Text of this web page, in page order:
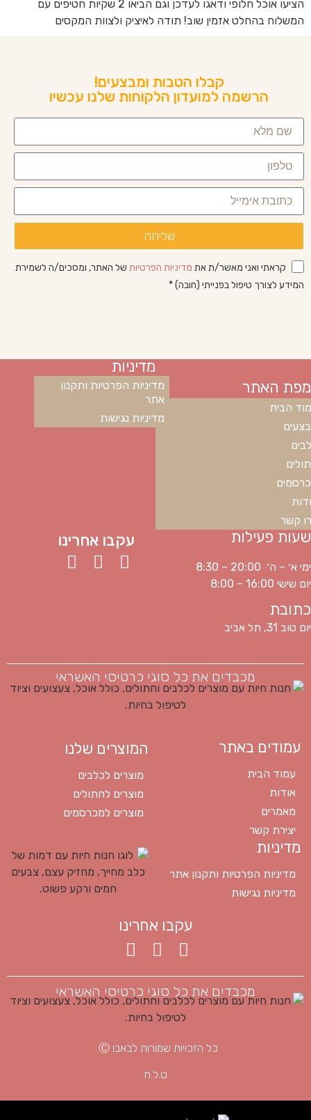
הציעו אוכל חלופי ודאגו לעדכן וגם הביאו 2 שקיות חטיפים עם
המשלוח בהחלט אזמין שוב! תודה לאיציק ולצוות המקסים
קבלו הטבות ומבצעים!
הרשמה למועדון הלקוחות שלנו עכשיו
שליחה
קראתי ואני מאשר/ת את מדיניות הפרטיות של האתר, ומסכים/ה לשמירת
המידע לצורך טיפול בפנייתי (חובה) *
מפת האתר
הבית
קשר
מדיניות
מדיניות הפרטיות ותקנון
אתר
מדיניות נגישות
שעות פעילות
ימי א׳ – ה׳ 20:00 – 8:30
יום שישי 16:00 – 8:00
כתובת
יום טוב 31, תל אביב
עקבו אחרינו
מכבדים את כל סוגי כרטיסי האשראי
עמודים באתר
עמוד הבית
אודות
מאמרים
יצירת קשר
המוצרים שלנו
מוצרים לכלבים
מוצרים לחתולים
מוצרים למכרסמים
מדיניות
מדיניות הפרטיות ותקנון אתר
מדיניות נגישות
עקבו אחרינו
מכבדים את כל סוגי כרטיסי האשראי
כל הזכויות שמורות לבאבו Ⓒ
ט.ל.ח